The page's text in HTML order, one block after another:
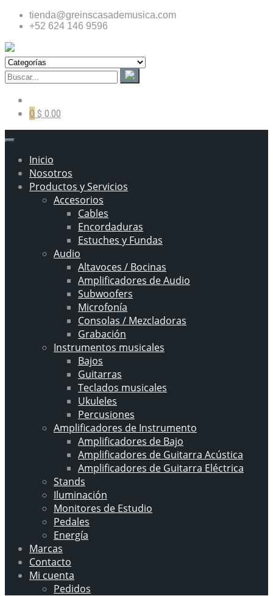
tienda@greinscasademusica.com
+52 624 146 9596
0 $ 0.00
Inicio
Nosotros
Productos y Servicios
Accesorios
Cables
Encordaduras
Estuches y Fundas
Audio
Altavoces / Bocinas
Amplificadores de Audio
Subwoofers
Microfonía
Consolas / Mezcladoras
Grabación
Instrumentos musicales
Bajos
Guitarras
Teclados musicales
Ukuleles
Percusiones
Amplificadores de Instrumento
Amplificadores de Bajo
Amplificadores de Guitarra Acústica
Amplificadores de Guitarra Eléctrica
Stands
Iluminación
Monitores de Estudio
Pedales
Energía
Marcas
Contacto
Mi cuenta
Pedidos